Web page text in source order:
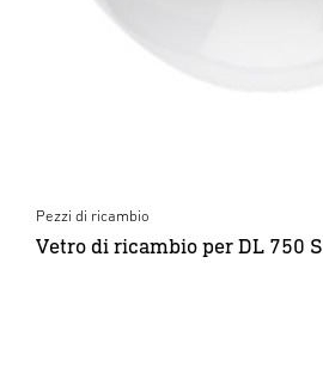
Pezzi di ricambio
Vetro di ricambio per DL 750 S